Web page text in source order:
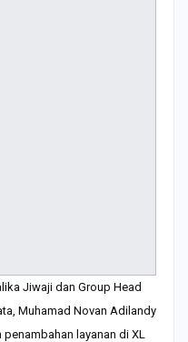
Jiwaji dan Group Head
Muhamad Novan Adilandy
layanan di XL